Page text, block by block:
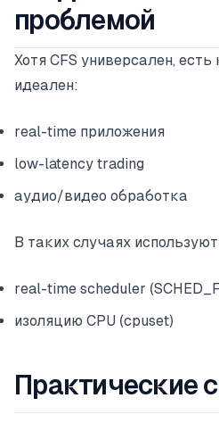
проблемой
Хотя CFS универсален, есть
идеален:
real-time приложения
low-latency trading
аудио/видео обработка
В таких случаях
real-time scheduler
изоляцию CPU (cpuset)
Практические